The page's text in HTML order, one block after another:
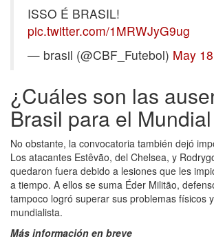
ISSO É BRASIL!
pic.twitter.com/1MRWJyG9ug
— brasil (@CBF_Futebol) May
¿Cuáles son las
Brasil para el
No obstante, la convocatoria también dejó
Los atacantes Estêvão, del Chelsea, y
quedaron fuera debido a lesiones que les
a tiempo. A ellos se suma Éder Militão,
tampoco logró superar sus problemas físicos
mundialista.
Más información en breve